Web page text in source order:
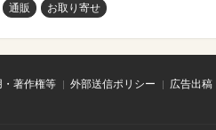
通販 お取り寄せ
・著作権等 外部送信ポリシー
広告出稿